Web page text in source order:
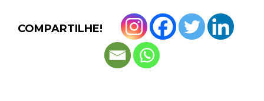
COMPARTILHE!